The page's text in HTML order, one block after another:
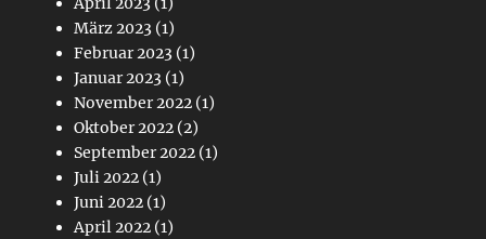
März 2023 (1)
Februar 2023 (1)
Januar 2023 (1)
November 2022 (1)
Oktober 2022 (2)
September 2022 (1)
Juli 2022 (1)
Juni 2022 (1)
April 2022 (1)